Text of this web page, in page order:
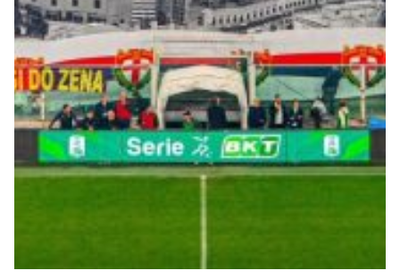
Robe di Kappa x Genoa
Vintage Collection
Red&Blue Voices
Kids